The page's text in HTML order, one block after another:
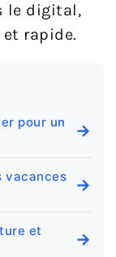
le digital,
rapide.
pour un
→
vacances
→
et
→